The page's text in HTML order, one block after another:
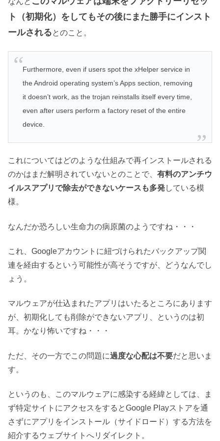
ト（初期化）をしてもその後にまた勝手にインスト
ールされるとのこと。
Furthermore, even if users spot the xHelper service in
the Android operating system’s Apps section, removing
it doesn’t work, as the trojan reinstalls itself every time,
even after users perform a factory reset of the entire
device.
これについてはどのような仕組みで再インストールされる
のかはまだ解明されていないとのことで、 有料のアンチウ
イルスアプリで除去ができないケースも多発している模
様。
なんだか恐ろしい生命力の病原菌のようですね・・・
これ、Googleアカウントに紐づけられたバックアップ関
連を経由するという可能性が高そうですが、どうなんでし
ょう。
マルウェアが仕込まれたアプリはいたるところにあります
が、初期化しても削除ができないアプリ、というのは初
耳。かなり怖いですね・・・
ただ、その一方でこの問題に過度な心配は不要だと思いま
す。
というのも、このマルウェアに感染する経緯としては、ま
ず特定サイトにアクセスをするとGoogle Playストアを通
さずにアプリをインストール（サイドロード）する方法を
紹介するウェブサイトへリダイレクト。